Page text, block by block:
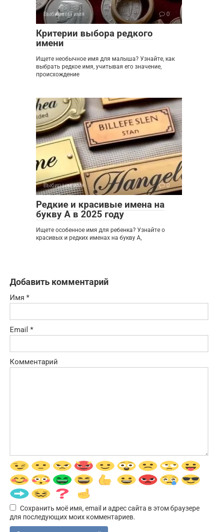
Выбираем имя 0
Критерии выбора редкого
имени
Ищете необычное имя для малыша? Узнайте, как
выбрать редкое имя, учитывая его значение,
происхождение
Выбираем имя 0
Редкие и красивые имена на
букву А в 2025 году
Ищете особенное имя для ребенка? Узнайте о
красивых и редких именах на букву А,
Добавить комментарий
Имя *
Email *
Комментарий
Сохранить моё имя, email и адрес сайта в этом браузере
для последующих моих комментариев.